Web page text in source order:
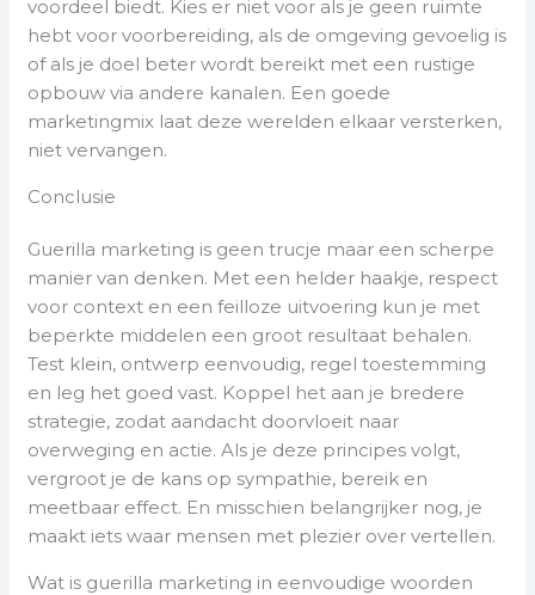
voordeel biedt. Kies er niet voor als je geen ruimte
hebt voor voorbereiding, als de omgeving gevoelig is
of als je doel beter wordt bereikt met een rustige
opbouw via andere kanalen. Een goede
marketingmix laat deze werelden elkaar versterken,
niet vervangen.
Conclusie
Guerilla marketing is geen trucje maar een scherpe
manier van denken. Met een helder haakje, respect
voor context en een feilloze uitvoering kun je met
beperkte middelen een groot resultaat behalen.
Test klein, ontwerp eenvoudig, regel toestemming
en leg het goed vast. Koppel het aan je bredere
strategie, zodat aandacht doorvloeit naar
overweging en actie. Als je deze principes volgt,
vergroot je de kans op sympathie, bereik en
meetbaar effect. En misschien belangrijker nog, je
maakt iets waar mensen met plezier over vertellen.
Wat is guerilla marketing in eenvoudige woorden